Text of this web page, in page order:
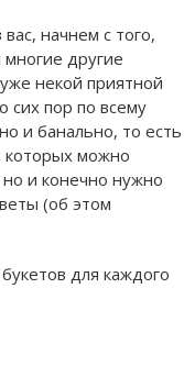
начнем с того,
другие
некой приятной
пор по всему
и банально, то есть
которых можно
и конечно нужно
(об этом
для каждого